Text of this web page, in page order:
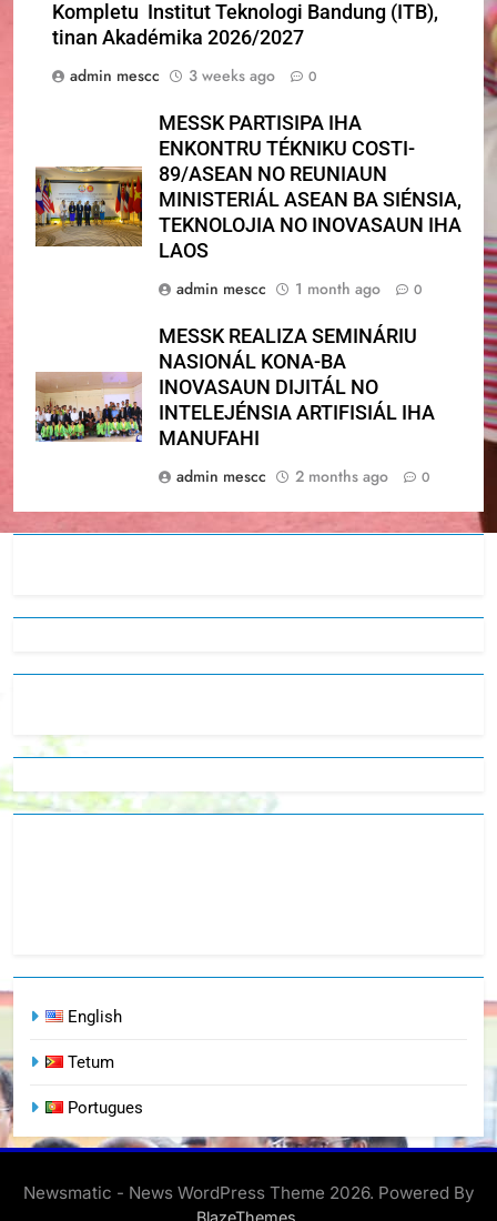
Kompletu Institut Teknologi Bandung (ITB),
tinan Akadémika 2026/2027
admin mescc
3 weeks ago 0
MESSK PARTISIPA IHA
ENKONTRU TÉKNIKU COSTI-
89/ASEAN NO REUNIAUN
MINISTERIÁL ASEAN BA SIÉNSIA,
TEKNOLOJIA NO INOVASAUN IHA
LAOS
admin mescc
1 month ago 0
MESSK REALIZA SEMINÁRIU
NASIONÁL KONA-BA
INOVASAUN DIJITÁL NO
INTELEJÉNSIA ARTIFISIÁL IHA
MANUFAHI
admin mescc
2 months ago 0
English
Tetum
Portugues
Newsmatic - News WordPress Theme 2026. Powered By
BlazeThemes